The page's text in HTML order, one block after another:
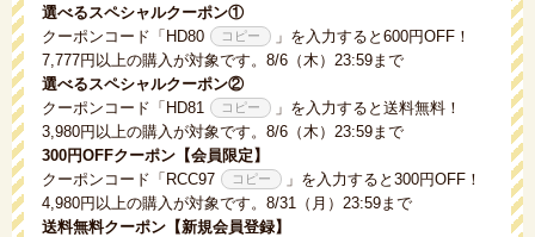
選べるスペシャルクーポン①
クーポンコード「HD80
」を入力すると600円OFF！
7,777円以上の購入が対象です。8/6（木）23:59まで
選べるスペシャルクーポン②
クーポンコード「HD81
」を入力すると送料無料！
3,980円以上の購入が対象です。8/6（木）23:59まで
300円OFFクーポン【会員限定】
クーポンコード「RCC97
」を入力すると300円OFF！
4,980円以上の購入が対象です。8/31（月）23:59まで
送料無料クーポン【新規会員登録】